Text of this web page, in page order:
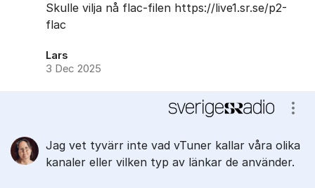
Skulle vilja nå flac-filen https://live1.sr.se/p2-
flac
Lars
3 Dec 2025
Jag vet tyvärr inte vad vTuner kallar våra olika
kanaler eller vilken typ av länkar de använder.